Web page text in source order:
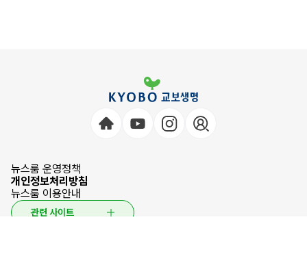
뉴스룸 운영정책
개인정보처리방침
뉴스룸 이용안내
관련 사이트